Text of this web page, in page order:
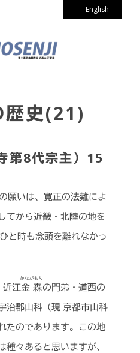
English
歴史(21)
第8代宗主）15
願いは、寛正の法難によ
てから近畿・北陸の地を
と時も念頭を離れなかっ
江金森
かながもり
の門弟・道西の
治郡山科（現 京都市山科
たのであります。この地
々あると思いますが、